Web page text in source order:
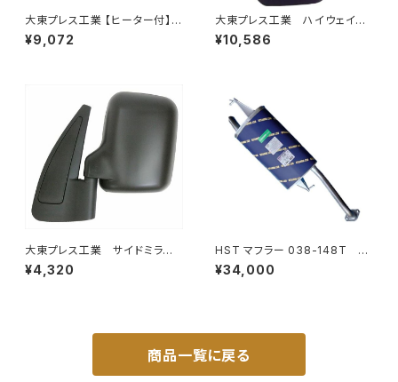
大東プレス工業 【ヒーター付】サ
イドミラー/バックミラーJ08 DI
-7BZ
¥9,072
大東プレス工業 ハイウェイミ
ラー 800Rヒーター無 トラッ
¥10,586
大東プレス工業 サイドミラー/
バックミラースバル サンバー
左 99年～ DI-641
¥4,320
HST マフラー 038-148T プ
レミオ ZRT261 トヨタ 本体オ
ールステンレス 車検対応 純正
¥34,000
商品一覧に戻る